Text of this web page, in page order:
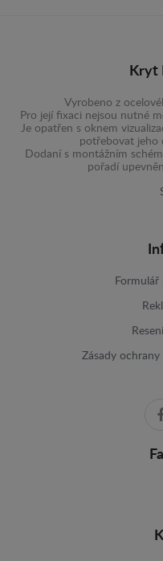
Kryt
Vyrobeno z
Pro její fixaci nejsou nutné
Je opatřen s oknem
potřebovat jeho
Dodaní s montážním
pořadí
Formulář
Zásady ochrany